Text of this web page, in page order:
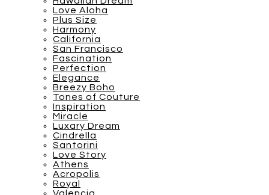
Love Aloha
Plus Size
Harmony
California
San Francisco
Fascination
Perfection
Elegance
Breezy Boho
Tones of Couture
Inspiration
Miracle
Luxary Dream
Cindrella
Santorini
Love Story
Athens
Acropolis
Royal